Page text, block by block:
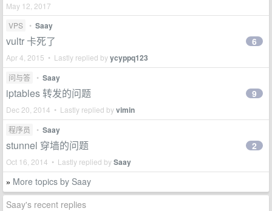
May 12, 2017
VPS
• Saay
vultr 卡死了
Apr 4, 2015 • Lastly replied byycyppq123
6
问与答 • Saay
iptables 转发的问题
Dec 20, 2014 • Lastly replied byvimin
9
程序员 • Saay
stunnel 穿墙的问题
Oct 16, 2014 • Lastly replied bySaay
2
» More topics by Saay
Saay's recent replies